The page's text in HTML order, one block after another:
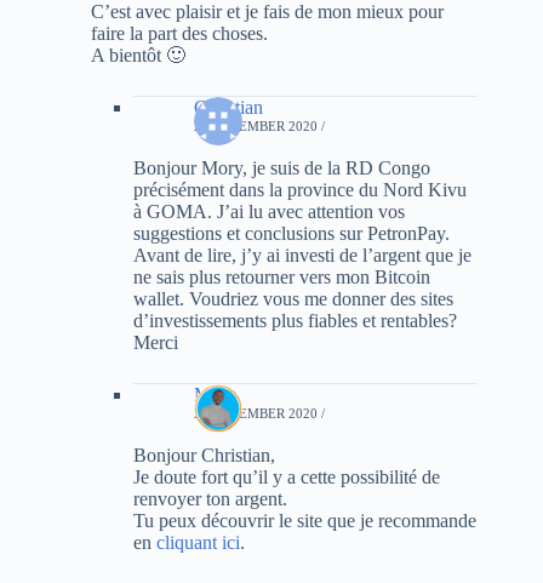
C’est avec plaisir et je fais de mon mieux pour
faire la part des choses.
A bientôt 🙂
Christian
24 DECEMBER 2020 /
Bonjour Mory, je suis de la RD Congo
précisément dans la province du Nord Kivu
à GOMA. J’ai lu avec attention vos
suggestions et conclusions sur PetronPay.
Avant de lire, j’y ai investi de l’argent que je
ne sais plus retourner vers mon Bitcoin
wallet. Voudriez vous me donner des sites
d’investissements plus fiables et rentables?
Merci
Mory
24 DECEMBER 2020 /
Bonjour Christian,
Je doute fort qu’il y a cette possibilité de
renvoyer ton argent.
Tu peux découvrir le site que je recommande
en cliquant ici.